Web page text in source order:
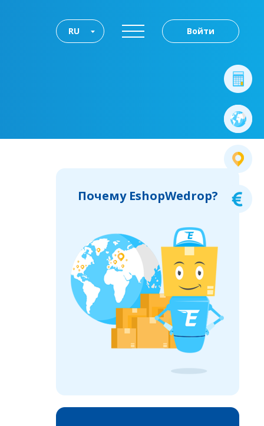
Войти
RU
Почему EshopWedrop?